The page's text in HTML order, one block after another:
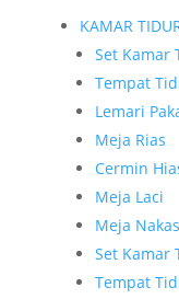
KAMAR
Set Kamar
Tempat
Lemari
Meja Rias
Cermin
Meja Laci
Meja Nakas
Set Kamar
Tempat